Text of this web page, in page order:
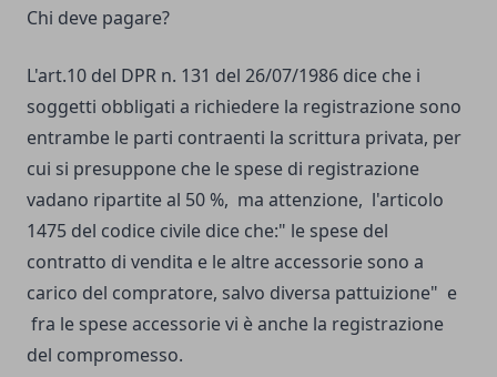
Chi deve pagare?
L'art.10 del DPR n. 131 del 26/07/1986 dice che i
soggetti obbligati a richiedere la registrazione sono
entrambe le parti contraenti la scrittura privata, per
cui si presuppone che le spese di registrazione
vadano ripartite al 50 %, ma attenzione, l'articolo
1475 del codice civile dice che:" le spese del
contratto di vendita e le altre accessorie sono a
carico del compratore, salvo diversa pattuizione" e
fra le spese accessorie vi è anche la registrazione
del compromesso.